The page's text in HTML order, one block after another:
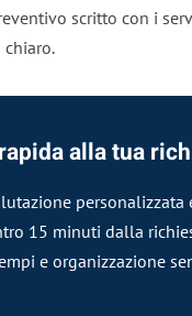
scritto con i
alla tua
personalizzata
15 minuti dalla
e organizzazione